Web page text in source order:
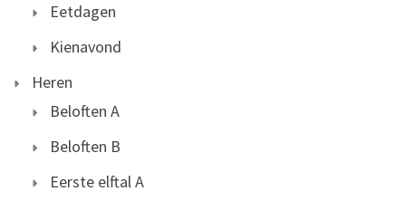
Eetdagen
Kienavond
Heren
Beloften A
Beloften B
Eerste elftal A